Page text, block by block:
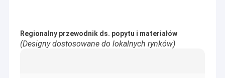
Regionalny przewodnik ds. popytu i materiałów
(Designy dostosowane do lokalnych rynków)